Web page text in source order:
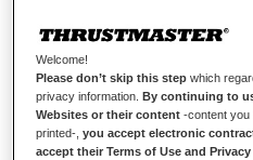
INSCRIVEZ-VOUS
LA COMPÉTITION
488 GT3 WHEEL
Welcome!
Please don’t skip this step which
privacy information.
By continuing to
Websites or their content -content you
printed-,you accept electronic
accept their Terms of Use and